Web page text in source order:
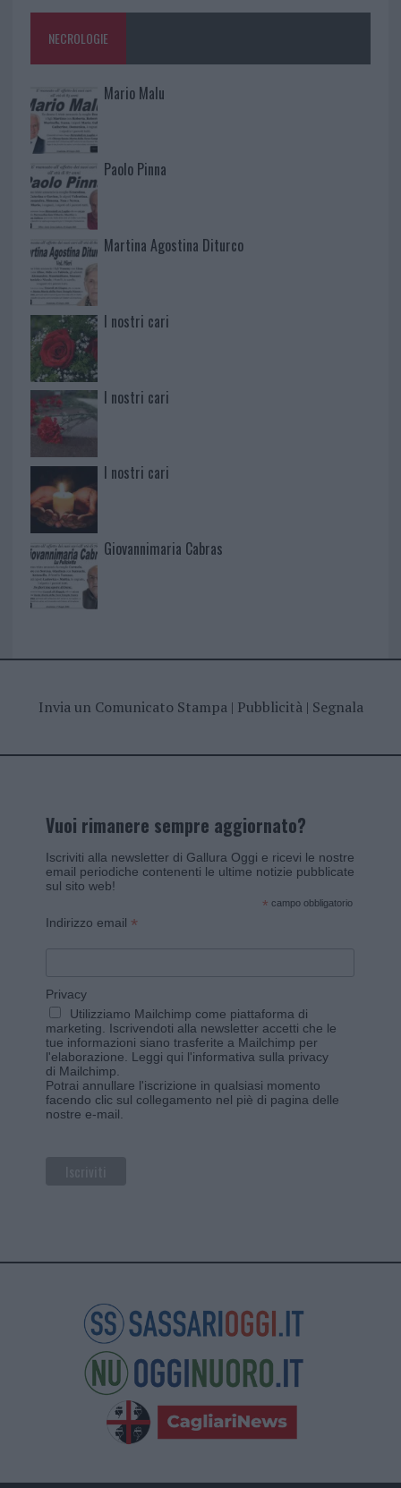
NECROLOGIE
Mario Malu
Paolo Pinna
Martina Agostina Diturco
I nostri cari
I nostri cari
I nostri cari
Giovannimaria Cabras
Invia un Comunicato Stampa| Pubblicità| Segnala
Vuoi rimanere sempre aggiornato?
Iscriviti alla newsletter di Gallura Oggi e ricevi le nostre
email periodiche contenenti le ultime notizie pubblicate
sul sito web!
* campo obbligatorio
Indirizzo email *
Privacy
Utilizziamo Mailchimp come piattaforma di
marketing. Iscrivendoti alla newsletter accetti che le
tue informazioni siano trasferite a Mailchimp per
l'elaborazione. Leggi qui l'informativa sulla privacy
di Mailchimp
Potrai annullare l'iscrizione in qualsiasi momento
facendo clic sul collegamento nel piè di pagina delle
nostre e-mail.